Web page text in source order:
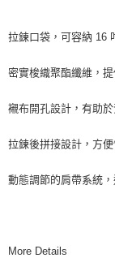
拉鍊口袋，可容納 16
密實梭織聚酯纖維，提
襯布開孔設計，有助於
拉鍊後拼接設計，方便
動態調節的肩帶系統，
More Details